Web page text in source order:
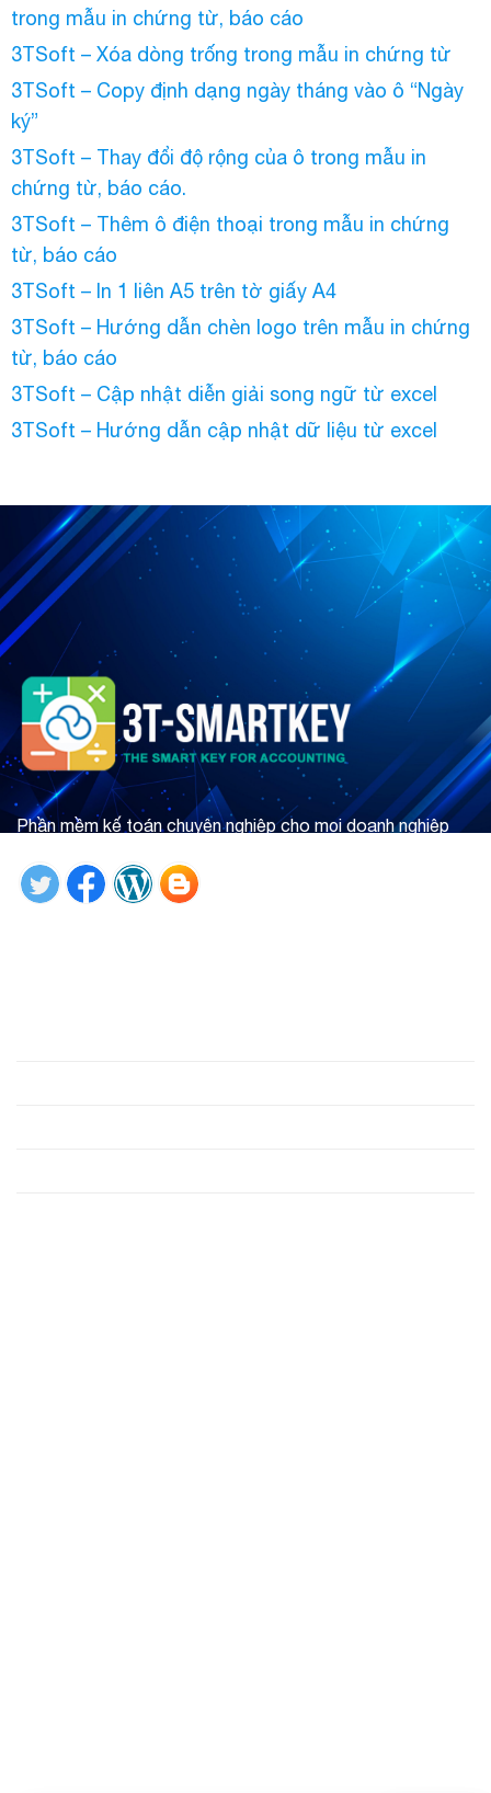
trong mẫu in chứng từ, báo cáo
3TSoft – Xóa dòng trống trong mẫu in chứng từ
3TSoft – Copy định dạng ngày tháng vào ô “Ngày
ký”
3TSoft – Thay đổi độ rộng của ô trong mẫu in
chứng từ, báo cáo.
3TSoft – Thêm ô điện thoại trong mẫu in chứng
từ, báo cáo
3TSoft – In 1 liên A5 trên tờ giấy A4
3TSoft – Hướng dẫn chèn logo trên mẫu in chứng
từ, báo cáo
3TSoft – Cập nhật diễn giải song ngữ từ excel
3TSoft – Hướng dẫn cập nhật dữ liệu từ excel
Phần mềm kế toán chuyên nghiệp cho mọi doanh nghiệp